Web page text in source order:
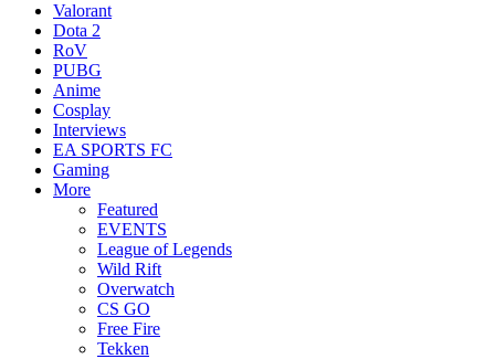
Valorant
Dota 2
RoV
PUBG
Anime
Cosplay
Interviews
EA SPORTS FC
Gaming
More
Featured
EVENTS
League of Legends
Wild Rift
Overwatch
CS GO
Free Fire
Tekken